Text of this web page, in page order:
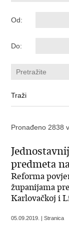
Od:
Do:
Pronađeno 2838
predmeta
Reforma
županijama
Karlovačkoj i
05.09.2019. | Stranica